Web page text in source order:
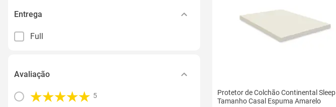
Entrega
Full
Avaliação
5
Protetor de Colchão Continental Sleep
Tamanho Casal Espuma Amarelo